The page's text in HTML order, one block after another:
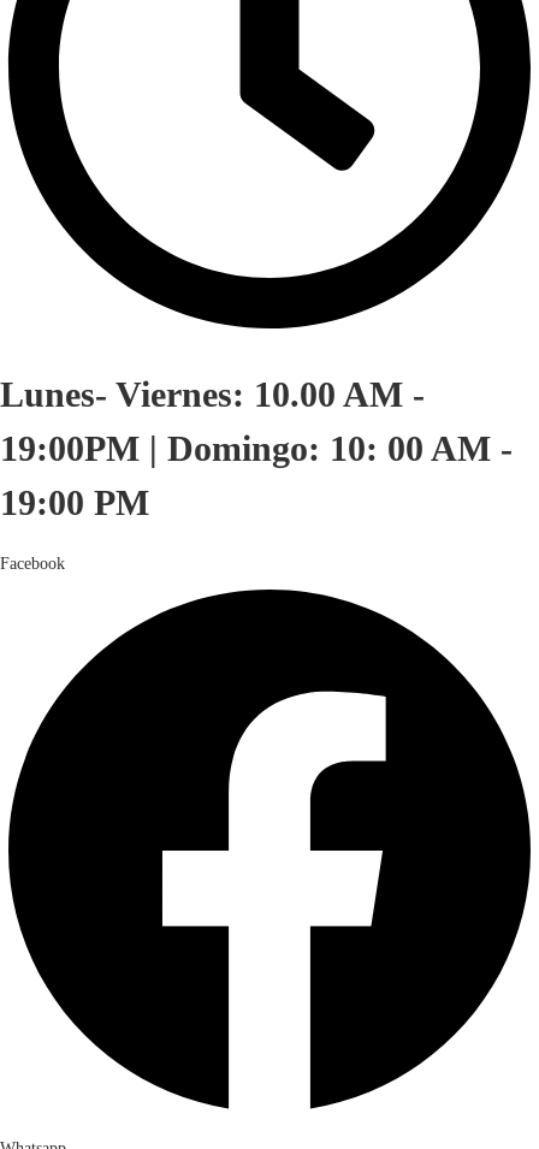
Lunes- Viernes: 10.00 AM -
19:00PM | Domingo: 10: 00 AM -
19:00 PM
Facebook